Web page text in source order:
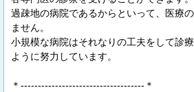
過疎地の病院であるからといって、医療
ません。
小規模な病院はそれなりの工夫をして診
ように努力しています。
＊------------------------------------＊